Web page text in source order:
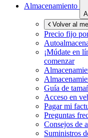
Almacenamiento
Volver al
Precio fijo
¡Múdate en
comenzar
Guía de
Acceso en
Pagar mi
Preguntas
Consejos de
Suministros